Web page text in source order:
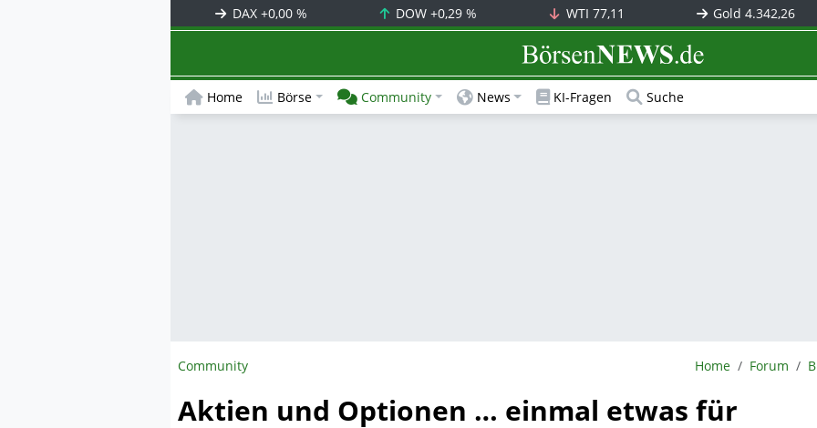
DAX +0,00 % DOW+0,29 % WTI 77,11 Gold4.342,26
BörsenNEWS.de
Home Börse Community News KI-Fragen Suche
Community BörsenNEWS.de
Home Forum
Aktien und Optionen … einmal etwas für